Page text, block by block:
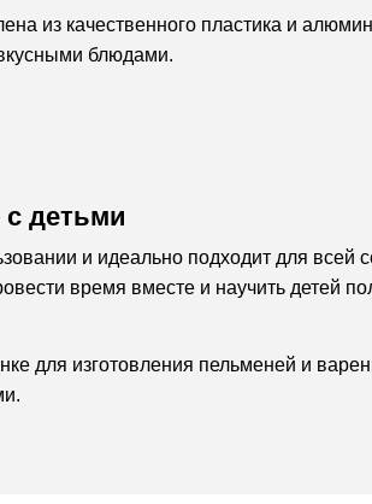
из качественного пластика и
блюдами.
с детьми
и идеально подходит для всей
время вместе и научить детей
для изготовления пельменей и